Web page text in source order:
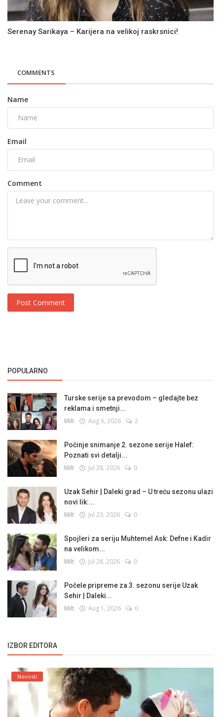
Serenay Sarikaya – Karijera na velikoj raskrsnici!
COMMENTS
Name
Email
Comment
Post Comment
POPULARNO
Turske serije sa prevodom – gledajte bez
reklama i smetnji...
Milt Aug 6, 2026 2
Počinje snimanje 2. sezone serije Halef:
Poznati svi detalji...
Milt Jul 28, 2026 0
Uzak Sehir | Daleki grad – U treću sezonu ulazi
novi lik:...
Milt Jul 23, 2026 0
Spojleri za seriju Muhtemel Ask: Defne i Kadir
na velikom...
Milt Jul 28, 2026 0
Počele pripreme za 3. sezonu serije Uzak
Sehir | Daleki...
Milt Aug 1, 2026 0
IZBOR EDITORA
Novosti